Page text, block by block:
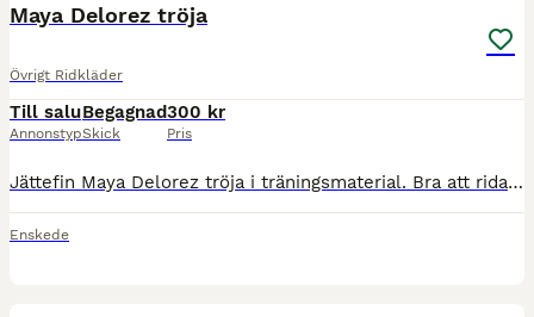
Maya Delorez tröja
Övrigt Ridkläder
Till salu
Annonstyp
Begagnad
Skick
300 kr
Pris
Jättefin Maya Delorez tröja i träningsmaterial. Bra att rida i och men också att ha i stallet och träna i. I storleken S men passar också XS.
Enskede